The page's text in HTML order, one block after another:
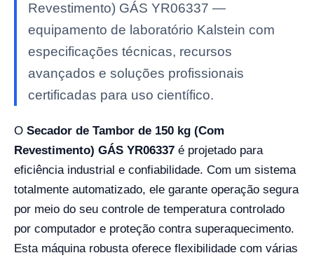
Revestimento) GÁS YR06337 —
equipamento de laboratório Kalstein com
especificações técnicas, recursos
avançados e soluções profissionais
certificadas para uso científico.
O Secador de Tambor de 150 kg (Com
Revestimento) GÁS YR06337 é projetado para
eficiência industrial e confiabilidade. Com um sistema
totalmente automatizado, ele garante operação segura
por meio do seu controle de temperatura controlado
por computador e proteção contra superaquecimento.
Esta máquina robusta oferece flexibilidade com várias